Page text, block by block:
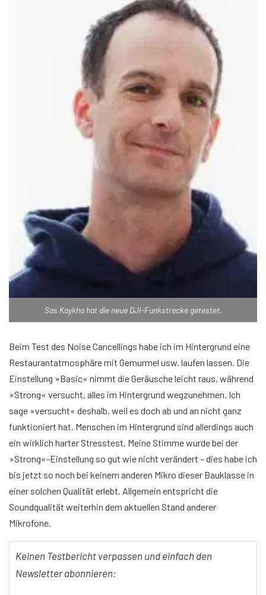
Sas Kaykha hat die neue DJI-Funkstrecke getestet.
Beim Test des Noise Cancellings habe ich im Hintergrund eine
Restaurantatmosphäre mit Gemurmel usw. laufen lassen. Die
Einstellung »Basic« nimmt die Geräusche leicht raus, während
»Strong« versucht, alles im Hintergrund wegzunehmen. Ich
sage »versucht« deshalb, weil es doch ab und an nicht ganz
funktioniert hat. Menschen im Hintergrund sind allerdings auch
ein wirklich harter Stresstest. Meine Stimme wurde bei der
»Strong«-Einstellung so gut wie nicht verändert – dies habe ich
bis jetzt so noch bei keinem anderen Mikro dieser Bauklasse in
einer solchen Qualität erlebt. Allgemein entspricht die
Soundqualität weiterhin dem aktuellen Stand anderer
Mikrofone.
Keinen Testbericht verpassen und einfach den
Newsletter abonnieren: